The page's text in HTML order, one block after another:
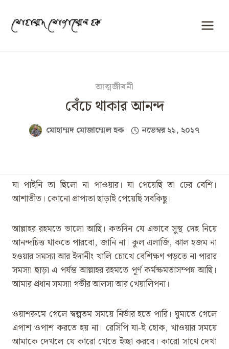
content
আত্মজীবনী
বেঁচে থাকার আনন্দ
মোহাম্মদ মোজাম্মেল হক নভেম্বর ২১, ২০১৭
যা পাইনি তা ছিলো না পাওয়ার। যা পেয়েছি তা ঢের বেশি।
আশাতীত। কোনো প্রাপ‍্যতা ছাড়াই পেয়েছি সবকিছু।
আল্লাহর রহমতে ভালো আছি। কতদিন যে এভাবে সুস্থ দেহ নিয়ে
আনন্দচিত্ত থাকতে পারবো, জানি না। কুল এলার্জি, ঝাল হজম না
হওয়ার সমস্যা আর ইদানীং খালি চোখে বেশিক্ষণ পড়তে না পারার
সমস্যা ছাড়া এ পর্যন্ত আল্লাহর রহমতে পূর্ণ কর্মক্ষমতাসম্পন্ন আছি।
আমার প্রধান সমস্যা গভীর আলস্য আর খেয়ালিপনা।
ওয়াশরুমে গেলে স্বল্পতম সময়ে নির্ভার হতে পারি। ঘুমাতে গেলে
এপাশ ওপাশ করতে হয় না। রেসিপি যা-ই হোক, খাওয়ার সময়ে
আমাকে দেখলে যে কারো খেতে ইচ্ছা করবে। কারো সাথে দেখা